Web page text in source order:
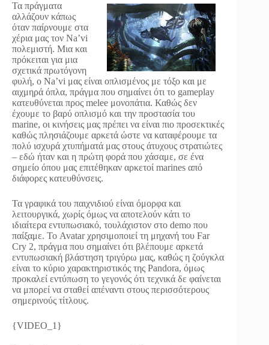
Τα πράγματα
αλλάζουν κάπως
όταν παίρνουμε στα
χέρια μας τον Na’vi
πολεμιστή. Μια και
πρόκειται για μια
σχετικά πρωτόγονη
φυλή, ο Na’vi μας είναι οπλισμένος με τόξο και με
αιχμηρά όπλα, πράγμα που σημαίνει ότι το gameplay
κατευθύνεται προς melee μονοπάτια. Καθώς δεν
έχουμε το βαρύ οπλισμό και την προστασία του
marine, οι κινήσεις μας πρέπει να είναι πιο προσεκτικές
καθώς πλησιάζουμε αρκετά ώστε να καταφέρουμε τα
πολύ ισχυρά χτυπήματά μας στους άτυχους στρατιώτες
– εδώ ήταν και η πρώτη φορά που χάσαμε, σε ένα
σημείο όπου μας επιτέθηκαν αρκετοί marines από
διάφορες κατευθύνσεις.
Τα γραφικά του παιχνιδιού είναι όμορφα και
λειτουργικά, χωρίς όμως να αποτελούν κάτι το
ιδιαίτερα εντυπωσιακό, τουλάχιστον στο demo που
παίξαμε. Το Avatar χρησιμοποιεί τη μηχανή του Far
Cry 2, πράγμα που σημαίνει ότι βλέπουμε αρκετά
εντυπωσιακή βλάστηση τριγύρω μας, καθώς η ζούγκλα
είναι το κύριο χαρακτηριστικός της Pandora, όμως
προκαλεί εντύπωση το γεγονός ότι τεχνικά δε φαίνεται
να μπορεί να σταθεί απέναντι στους περισσότερους
σημερινούς τίτλους.
{VIDEO_1}